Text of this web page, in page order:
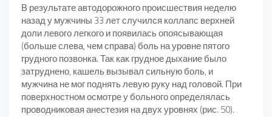
В результате автодорожного происшествия неделю
назад у мужчины 33 лет случился коллапс верхней
доли левого легкого и появилась опоясывающая
(больше слева, чем справа) боль на уровне пятого
грудного позвонка. Так как грудное дыхание было
затруднено, кашель вызывал сильную боль, и
мужчина не мог поднять левую руку над головой. При
поверхностном осмотре у больного определялась
проводниковая анестезия на двух уровнях (рис. 50).